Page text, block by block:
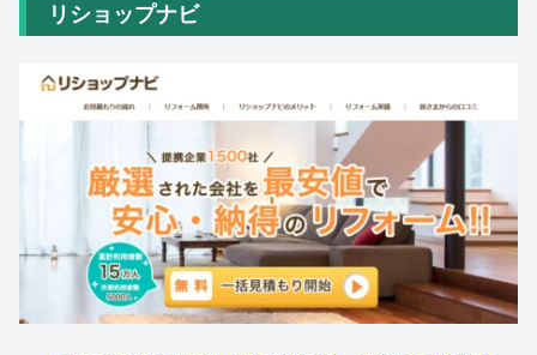
リショップナビ